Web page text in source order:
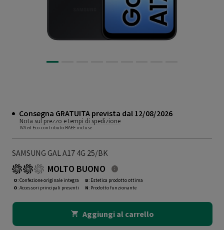
Consegna GRATUITA prevista dal 12/08/2026
Nota sul prezzo e tempi di spedizione
IVA ed Eco-contributo RAEE incluse
SAMSUNG GAL A17 4G 25/BK
MOLTO BUONO
O: Confezione originale integra
O: Accessori principali presenti
B: Estetica prodotto ottima
N: Prodotto funzionante
Aggiungi al carrello